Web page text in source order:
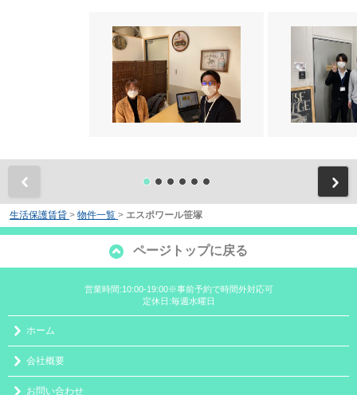
生活保護賃貸 > 物件一覧 > エスポワール笹塚
ページトップに戻る
営業時間:10:00-19:00※事前予約で時間外対応可
定休日:毎週水曜日
ホーム
会社概要
お問い合わせ